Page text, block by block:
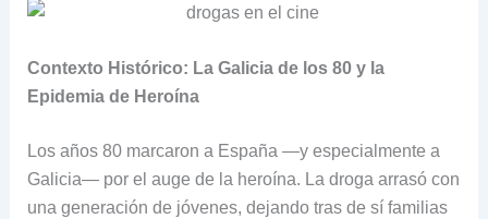
Contexto Histórico: La Galicia de los 80 y la
Epidemia de Heroína
Los años 80 marcaron a España —y especialmente a
Galicia— por el auge de la heroína. La droga arrasó con
una generación de jóvenes, dejando tras de sí familias